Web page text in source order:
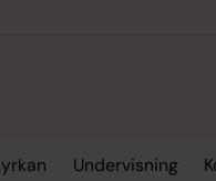
Undervisning